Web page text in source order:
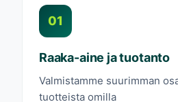
01
Raaka-aine ja tuotanto
Valmistamme suurimman
tuotteista omilla